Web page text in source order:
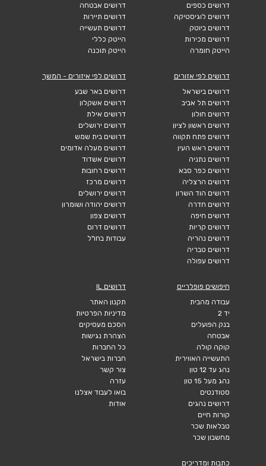
דרושים כספים
דרושים לוגיסטיקה
דרושים ביוטק
דרושים מכירות
הייטק חומרה
דרושים אבטחה
דרושים תיירות
דרושים תעשייה
הייטק כללי
הייטק תוכנה
דרושים לפי אזורים
דרושים בישראל
דרושים תל אביב
דרושים חולון
דרושים ראשון לציון
דרושים פתח תקווה
דרושים ראש העין
דרושים נתניה
דרושים כפר סבא
דרושים הרצליה
דרושים הוד השרון
דרושים חדרה
דרושים חיפה
דרושים קריות
דרושים נהריה
דרושים טבריה
דרושים עפולה
דרושים לפי איזורים - המשך
דרושים באר שבע
דרושים אשקלון
דרושים אילת
דרושים ירושלים
דרושים בית שמש
דרושים מעלה אדומים
דרושים אשדוד
דרושים רחובות
דרושים מרכז
דרושים ירושלים
דרושים יהודה ושומרון
דרושים צפון
דרושים דרום
עבודות בחו"ל
חיפושים פופלריים
עבודה מהבית
יד 2
בנק הפועלים
אבטחה
קוקה קולה
התעשייה האווירית
נהג עד 12 טון
נהג מעל 15 טון
סטודנטים
דרושים נהגים
קורות חיים
טבלאות שכר
מחשבון שכר
דרושים IL
תקנון האתר
מדיניות הפרטיות
הסכם מעסיקים
הצהרת נגישות
כל החברות
חברות בישראל
צור קשר
עזרה
בואו לעבוד אצלנו
אודות
כתבות ומדריכים